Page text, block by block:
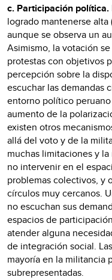
c. Participación política.
logrado mantenerse
aunque se observa un
Asimismo, la votación
protestas con objetivos
percepción sobre la
escuchar las demandas
entorno político
aumento de la
existen otros
allá del voto y de la
muchas limitaciones y
no intervenir en el
problemas colectivos, y
círculos muy cercanos.
no escuchan sus
espacios de
atender alguna
de integración social.
mayoría en la militancia
subrepresentadas.